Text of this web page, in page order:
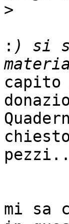
>
: ) si
mi sa